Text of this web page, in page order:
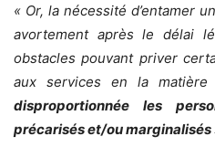
« Or, la nécessité d’entamer
avortement après le délai
obstacles pouvant priver
aux services en la
disproportionnée les
précarisés et/ou marginalisés